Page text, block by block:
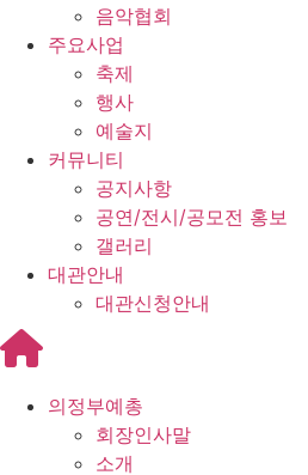
음악협회
주요사업
축제
행사
예술지
커뮤니티
공지사항
공연/전시/공모전 홍보
갤러리
대관안내
대관신청안내
의정부예총
회장인사말
소개